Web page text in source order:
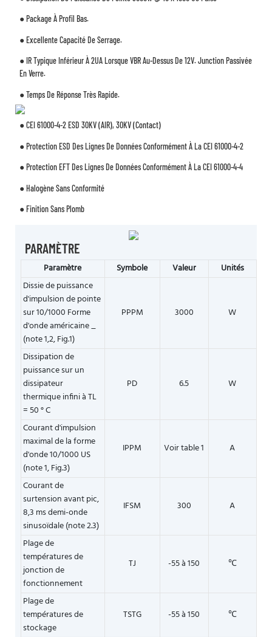
● Package À Profil Bas.
● Excellente Capacité De Serrage.
● IR Typique Inférieur À 2UA Lorsque VBR Au-Dessus De 12V. Junction Passivée
En Verre.
● Temps De Réponse Très Rapide.
● CEI 61000-4-2 ESD 30KV (AIR), 30KV (contact)
● Protection ESD Des Lignes De Données Conformément À La CEI 61000-4-2
● Protection EFT Des Lignes De Données Conformément À La CEI 61000-4-4
● Halogène Sans Conformité
● Finition Sans Plomb
PARAMÈTRE
Paramètre Symbole Valeur
Unités
Dissie de puissance
d'impulsion de pointe
sur 10/1000 Forme
d'onde américaine _
(note 1,2, Fig.1)
PPPM 3000 W
Dissipation de
puissance sur un
dissipateur
thermique infini à TL
= 50 ° C
PD 6.5 W
Courant d'impulsion
maximal de la forme
d'onde 10/1000 US
(note 1, Fig.3)
IPPM Voir table 1 A
Courant de
surtension avant pic,
8,3 ms demi-onde
sinusoïdale (note 2.3)
IFSM 300 A
Plage de
températures de
jonction de
fonctionnement
TJ -55 à 150 ℃
Plage de
températures de
stockage
TSTG -55 à 150 ℃